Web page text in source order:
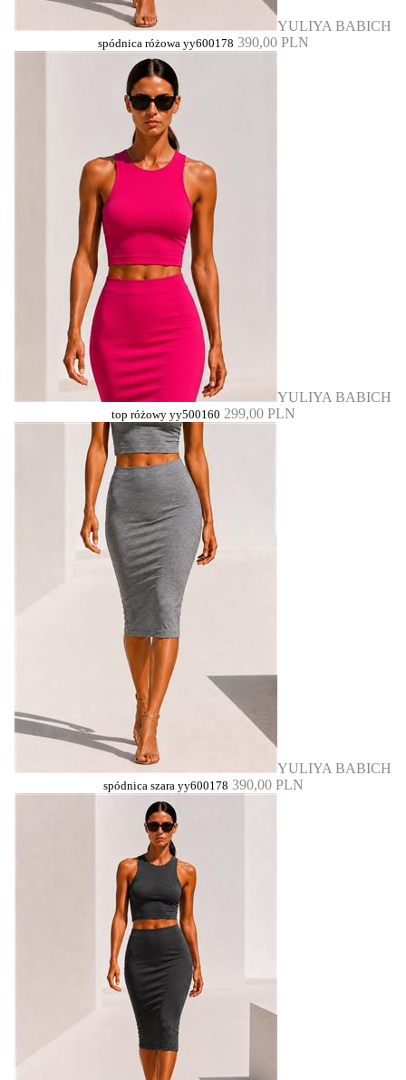
YULIYA BABICH
spódnica różowa yy600178 390,00 PLN
YULIYA BABICH
top różowy yy500160 299,00 PLN
YULIYA BABICH
spódnica szara yy600178 390,00 PLN